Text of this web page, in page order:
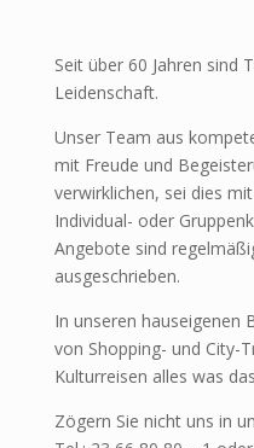
Seit über 60 Jahren sind
Leidenschaft.
Unser Team aus
mit Freude und
verwirklichen, sei dies
Individual- oder
Angebote sind
ausgeschrieben.
In unseren hauseigenen
von Shopping- und City-
Kulturreisen alles was
Zögern Sie nicht uns in